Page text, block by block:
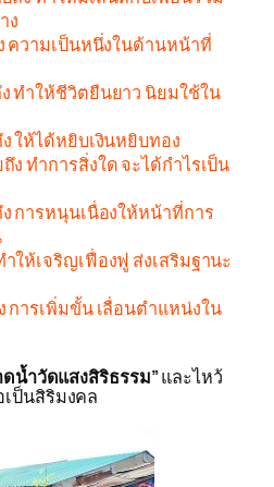
ง
ความเป็นหนึ่งในด้านหน้าที่
ทำให้ชีวิตยืนยาว นิยมใช้ใน
ให้ได้หยิบเงินหยิบทอง
ง ทำการสิ่งใด จะได้กำไรเป็น
การหนุนเนื่องให้หน้าที่การ
ให้เจริญเฟื่องฟู ส่งเสริมฐานะ
การเพิ่มขั้น เลื่อนตำแหน่งใน
น้ำวัดแสงสิริธรรม”และไหว้
ป็นสิริมงคล